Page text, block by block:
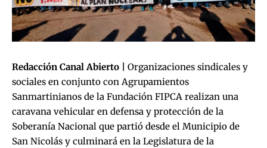
Redacción Canal Abierto | Organizaciones sindicales y
sociales en conjunto con Agrupamientos
Sanmartinianos de la Fundación FIPCA realizan una
caravana vehicular en defensa y protección de la
Soberanía Nacional que partió desde el Municipio de
San Nicolás y culminará en la Legislatura de la